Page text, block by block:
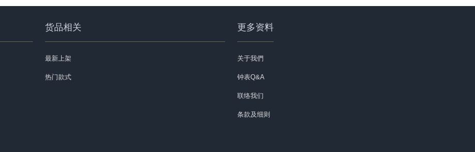
货品相关
最新上架
热门款式
更多资料
关于我們
钟表Q&A
联络我们
条款及细则